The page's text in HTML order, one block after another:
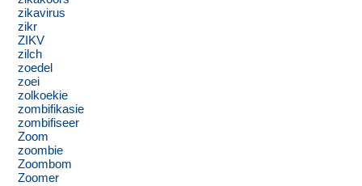
zikavirus
zikr
ZIKV
zilch
zoedel
zoei
zolkoekie
zombifikasie
zombifiseer
Zoom
zoombie
Zoombom
Zoomer